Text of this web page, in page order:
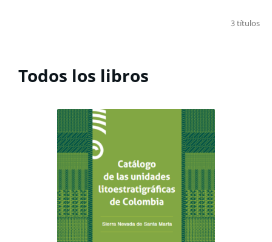
3 títulos
Todos los libros